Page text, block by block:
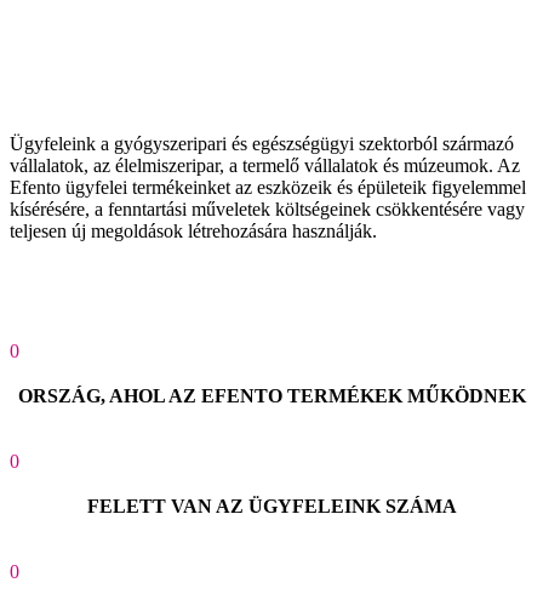
Ügyfeleink a gyógyszeripari és egészségügyi szektorból származó
vállalatok, az élelmiszeripar, a termelő vállalatok és múzeumok. Az
Efento ügyfelei termékeinket az eszközeik és épületeik figyelemmel
kísérésére, a fenntartási műveletek költségeinek csökkentésére vagy
teljesen új megoldások létrehozására használják.
0
ORSZÁG, AHOL AZ EFENTO TERMÉKEK MŰKÖDNEK
0
FELETT VAN AZ ÜGYFELEINK SZÁMA
0